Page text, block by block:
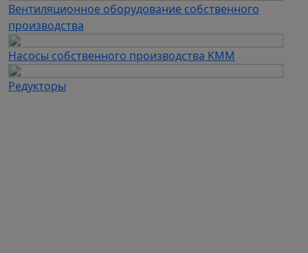
Вентиляционное оборудование собственного
производства
Насосы собственного производства KMM
Редукторы